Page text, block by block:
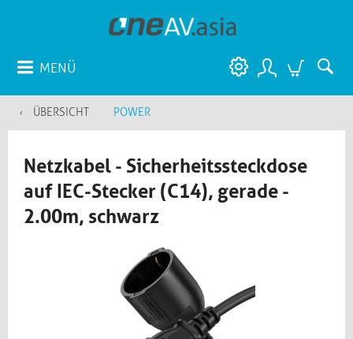
MENÜ
ÜBERSICHT POWER
Netzkabel - Sicherheitssteckdose
auf IEC-Stecker (C14), gerade -
2.00m, schwarz​​​​​​​